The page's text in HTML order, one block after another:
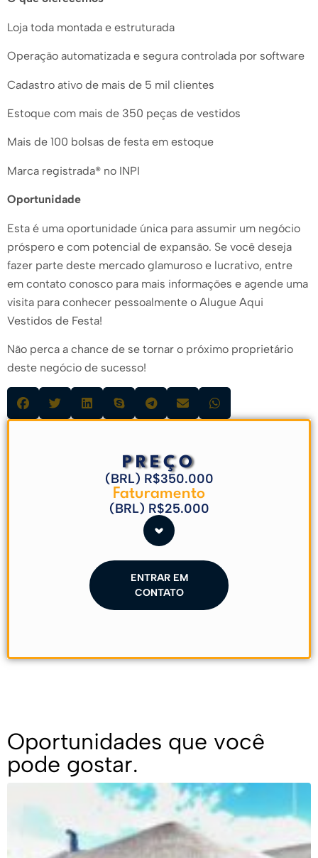
Loja toda montada e estruturada
Operação automatizada e segura controlada por software
Cadastro ativo de mais de 5 mil clientes
Estoque com mais de 350 peças de vestidos
Mais de 100 bolsas de festa em estoque
Marca registrada® no INPI
Oportunidade
Esta é uma oportunidade única para assumir um negócio
próspero e com potencial de expansão. Se você deseja
fazer parte deste mercado glamuroso e lucrativo, entre
em contato conosco para mais informações e agende uma
visita para conhecer pessoalmente o Alugue Aqui
Vestidos de Festa!
Não perca a chance de se tornar o próximo proprietário
deste negócio de sucesso!
PREÇO
(BRL) R$350.000
Faturamento
(BRL) R$25.000
ENTRAR EM
CONTATO
Oportunidades que você
pode gostar.